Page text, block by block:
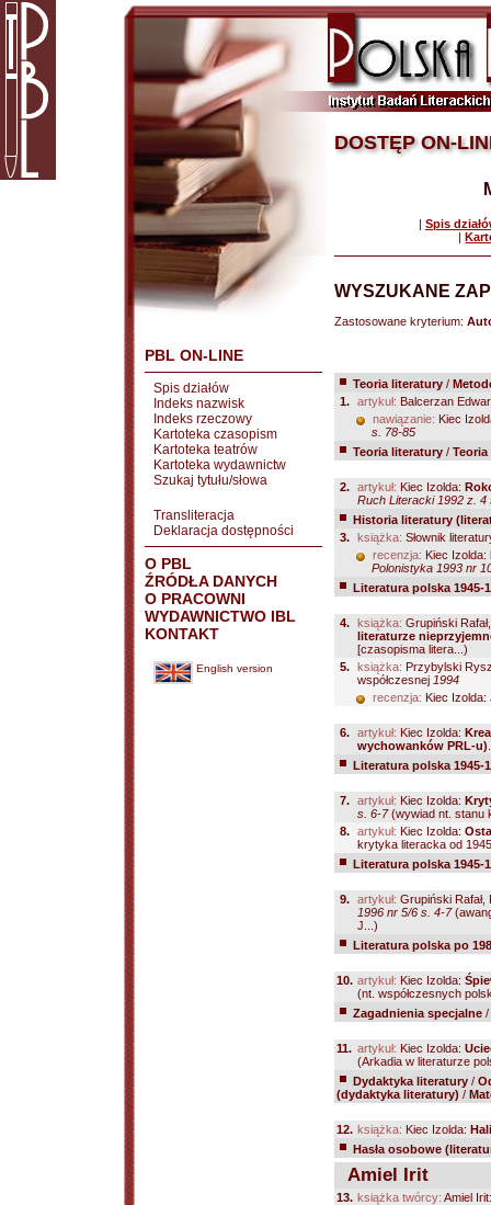
PBL ON-LINE
Spis działów
Indeks nazwisk
Indeks rzeczowy
Kartoteka czasopism
Kartoteka teatrów
Kartoteka wydawnictw
Szukaj tytułu/słowa
Transliteracja
Deklaracja dostępności
O PBL
ŹRÓDŁA DANYCH
O PRACOWNI
WYDAWNICTWO IBL
KONTAKT
English version
DOSTĘP ON-
| Spis
|
WYSZUKANE
Zastosowane kryterium:
Teoria literatury /
1. artykuł: Balcerzan
nawiązanie: Kiec
s. 78-85
Teoria literatury /
2. artykuł: Kiec Izolda:
Ruch Literacki 1992 z. 4
Historia literatury
3. książka: Słownik
recenzja: Kiec Izolda:
Polonistyka 1993 nr
Literatura polska 1945-
4. książka: Grupiński
literaturze
[czasopisma litera...)
5. książka: Przybylski
współczesnej 1994
recenzja: Kiec Izolda:
6. artykuł: Kiec Izolda:
wychowanków PRL-u)
Literatura polska 1945-
7. artykuł: Kiec Izolda:
s. 6-7(wywiad nt. stanu
8. artykuł: Kiec Izolda:
krytyka literacka od
Literatura polska 1945-
9. artykuł: Grupiński
1996 nr 5/6 s. 4-7
J...)
Literatura polska po
10. artykuł: Kiec Izolda:
(nt. współczesnych
Zagadnienia specjalne /
11. artykuł: Kiec Izolda:
(Arkadia w literaturze
Dydaktyka literatury /
(dydaktyka literatury) /
12. książka: Kiec Izolda:
Hasła osobowe
Amiel Irit
13. książka twórcy: Amiel